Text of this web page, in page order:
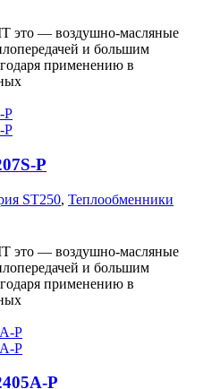
это — воздушно-масляные
и большим
применению в
P
ST250, Теплообменники
это — воздушно-масляные
и большим
применению в
P